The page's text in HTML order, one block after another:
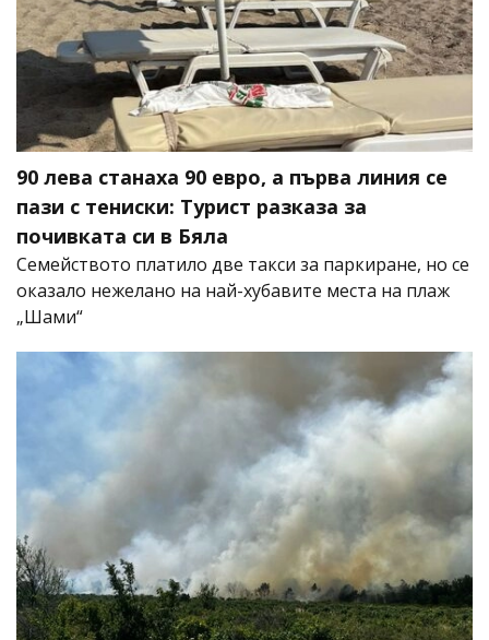
90 лева станаха 90 евро, а първа линия се
пази с тениски: Турист разказа за
почивката си в Бяла
Семейството платило две такси за паркиране, но се
оказало нежелано на най-хубавите места на плаж
„Шами“